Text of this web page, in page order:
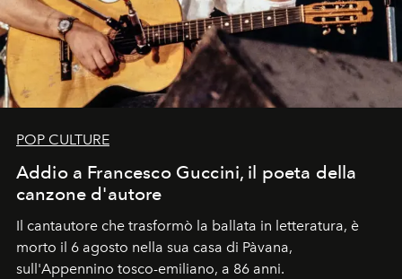
POP CULTURE
Addio a Francesco Guccini, il poeta della
canzone d'autore
Il cantautore che trasformò la ballata in letteratura, è
morto il 6 agosto nella sua casa di Pàvana,
sull'Appennino tosco-emiliano, a 86 anni.